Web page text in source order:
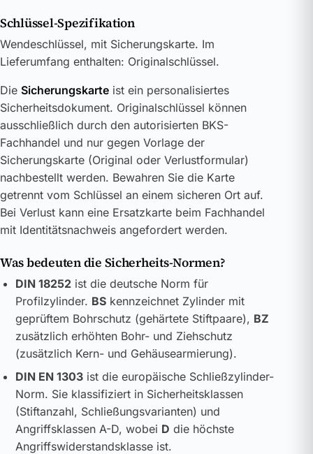
Schlüssel-Spezifikation
Wendeschlüssel, mit Sicherungskarte. Im
Lieferumfang enthalten: Originalschlüssel.
Die Sicherungskarte ist ein personalisiertes
Sicherheitsdokument. Originalschlüssel können
ausschließlich durch den autorisierten BKS-
Fachhandel und nur gegen Vorlage der
Sicherungskarte (Original oder Verlustformular)
nachbestellt werden. Bewahren Sie die Karte
getrennt vom Schlüssel an einem sicheren Ort auf.
Bei Verlust kann eine Ersatzkarte beim Fachhandel
mit Identitätsnachweis angefordert werden.
Was bedeuten die Sicherheits-Normen?
DIN 18252ist die deutsche Norm für
Profilzylinder. BSkennzeichnet Zylinder mit
geprüftem Bohrschutz (gehärtete Stiftpaare), BZ
zusätzlich erhöhten Bohr- und Ziehschutz
(zusätzlich Kern- und Gehäusearmierung).
DIN EN 1303ist die europäische Schließzylinder-
Norm. Sie klassifiziert in Sicherheitsklassen
(Stiftanzahl, Schließungsvarianten) und
Angriffsklassen A-D, wobei D die höchste
Angriffswiderstandsklasse ist.